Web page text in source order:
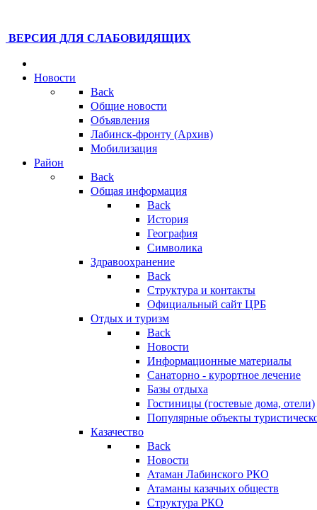
ВЕРСИЯ ДЛЯ СЛАБОВИДЯЩИХ
Новости
Back
Общие новости
Объявления
Лабинск-фронту (Архив)
Мобилизация
Район
Back
Общая информация
Back
История
География
Символика
Здравоохранение
Back
Структура и контакты
Официальный сайт ЦРБ
Отдых и туризм
Back
Новости
Информационные материалы
Санаторно - курортное лечение
Базы отдыха
Гостиницы (гостевые дома, отели)
Популярные объекты
Казачество
Back
Новости
Атаман Лабинского РКО
Атаманы казачьих обществ
Структура РКО